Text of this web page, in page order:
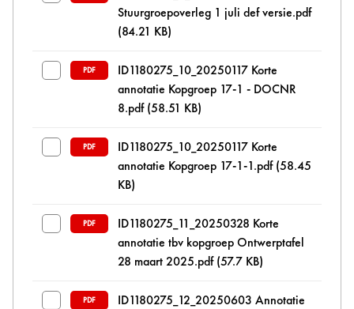
Stuurgroepoverleg 1 juli def versie.pdf
(84.21 KB)
PDF
ID1180275_10_20250117 Korte
annotatie Kopgroep 17-1 - DOCNR
8.pdf (58.51 KB)
PDF
ID1180275_10_20250117 Korte
annotatie Kopgroep 17-1-1.pdf (58.45
KB)
PDF
ID1180275_11_20250328 Korte
annotatie tbv kopgroep Ontwerptafel
28 maart 2025.pdf (57.7 KB)
PDF
ID1180275_12_20250603 Annotatie